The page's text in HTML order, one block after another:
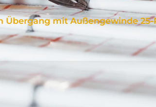
Übergang mit Außengewinde 25-